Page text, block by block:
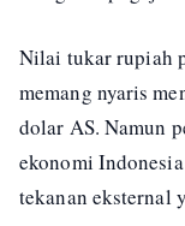
Nilai tukar rupiah
memang nyaris
dolar AS. Namun
ekonomi
tekanan eksternal